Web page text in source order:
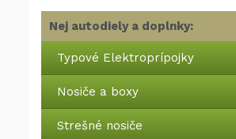
Nej autodiely a doplnky:
Typové Elektroprípojky
Nosiče a boxy
Strešné nosiče